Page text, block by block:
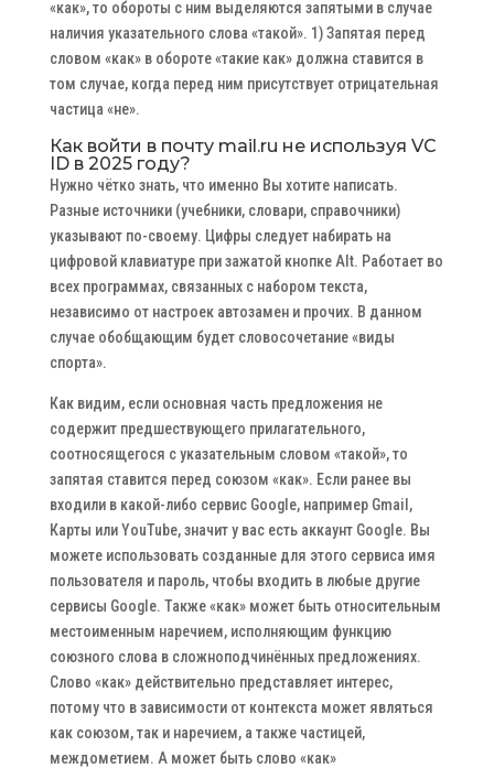
«как», то обороты с ним выделяются запятыми в случае
наличия указательного слова «такой». 1) Запятая перед
словом «как» в обороте «такие как» должна ставится в
том случае, когда перед ним присутствует отрицательная
частица «не».
Как войти в почту mail.ru не используя VC
ID в 2025 году?
Нужно чётко знать, что именно Вы хотите написать.
Разные источники (учебники, словари, справочники)
указывают по-своему. Цифры следует набирать на
цифровой клавиатуре при зажатой кнопке Alt. Работает во
всех программах, связанных с набором текста,
независимо от настроек автозамен и прочих. В данном
случае обобщающим будет словосочетание «виды
спорта».
Как видим, если основная часть предложения не
содержит предшествующего прилагательного,
соотносящегося с указательным словом «такой», то
запятая ставится перед союзом «как». Если ранее вы
входили в какой-либо сервис Google, например Gmail,
Карты или YouTube, значит у вас есть аккаунт Google. Вы
можете использовать созданные для этого сервиса имя
пользователя и пароль, чтобы входить в любые другие
сервисы Google. Также «как» может быть относительным
местоименным наречием, исполняющим функцию
союзного слова в сложноподчинённых предложениях.
Слово «как» действительно представляет интерес,
потому что в зависимости от контекста может являться
как союзом, так и наречием, а также частицей,
междометием. А может быть слово «как»